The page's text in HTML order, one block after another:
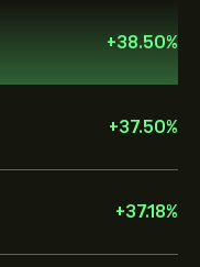
+38.50%
+37.50%
+37.18%